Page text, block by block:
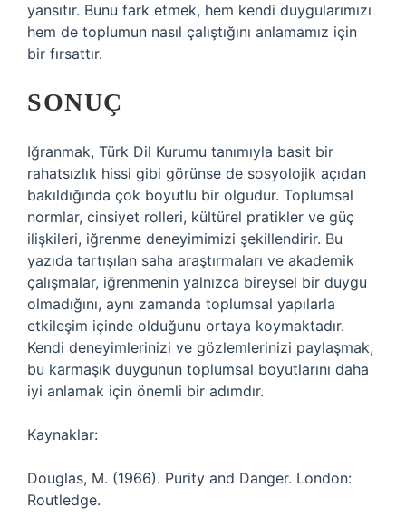
yansıtır. Bunu fark etmek, hem kendi duygularımızı
hem de toplumun nasıl çalıştığını anlamamız için
bir fırsattır.
SONUÇ
Iğranmak, Türk Dil Kurumu tanımıyla basit bir
rahatsızlık hissi gibi görünse de sosyolojik açıdan
bakıldığında çok boyutlu bir olgudur. Toplumsal
normlar, cinsiyet rolleri, kültürel pratikler ve güç
ilişkileri, iğrenme deneyimimizi şekillendirir. Bu
yazıda tartışılan saha araştırmaları ve akademik
çalışmalar, iğrenmenin yalnızca bireysel bir duygu
olmadığını, aynı zamanda toplumsal yapılarla
etkileşim içinde olduğunu ortaya koymaktadır.
Kendi deneyimlerinizi ve gözlemlerinizi paylaşmak,
bu karmaşık duygunun toplumsal boyutlarını daha
iyi anlamak için önemli bir adımdır.
Kaynaklar:
Douglas, M. (1966). Purity and Danger. London:
Routledge.